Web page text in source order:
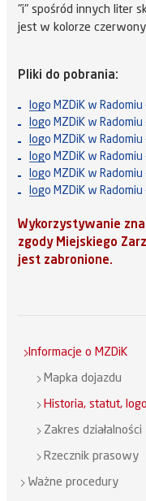
"i" spośród innych liter
jest w kolorze
Pliki do pobrania:
logo MZDiK w Radomiu
logo MZDiK w Radomiu
logo MZDiK w Radomiu
logo MZDiK w
logo MZDiK w
logo MZDiK w
Wykorzystywanie
zgody Miejskiego
jest zabronione.
Informacje o MZDiK
Mapka dojazdu
Historia, statut, logo
Zakres działalności
Rzecznik prasowy
Ważne procedury